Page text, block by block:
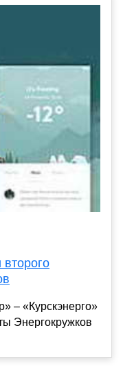
второго
– «Курскэнерго»
Энергокружков